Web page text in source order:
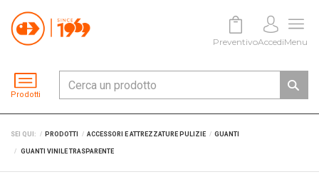
Prodotti
PreventivoAccediMenu
SEI QUI: PRODOTTI ACCESSORI E ATTREZZATURE PULIZIE GUANTI
GUANTI VINILE TRASPARENTE